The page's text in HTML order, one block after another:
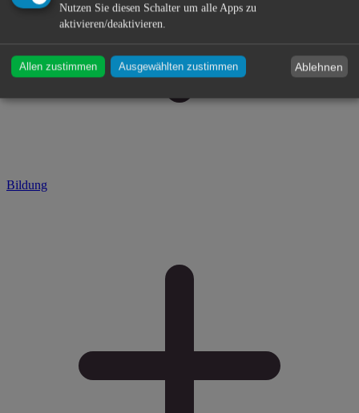
Bildung
Nutzen Sie diesen Schalter um alle Apps zu
aktivieren/deaktivieren.
Allen zustimmen Ausgewählten zustimmen Ablehnen